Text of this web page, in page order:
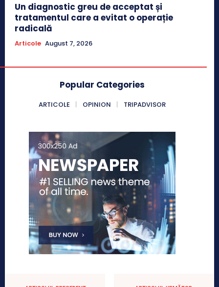
Un diagnostic greu de acceptat și
tratamentul care a evitat o operație
radicală
Articole August 7, 2026
Popular Categories
ARTICOLE OPINION TRIPADVISOR